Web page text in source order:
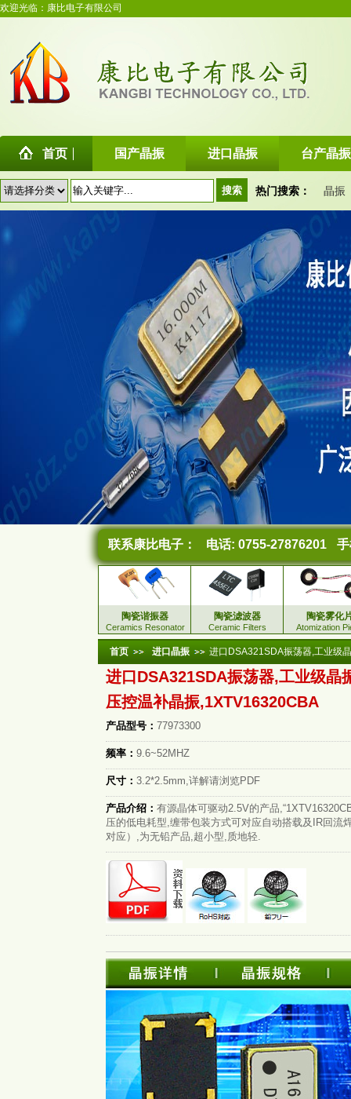
欢迎光临：康比电子有限公司
首页 国产晶振 进口晶振 台产晶振
热门搜索： 晶振
联系康比电子： 电话: 0755-27876201
陶瓷谐振器
Ceramics Resonator
陶瓷滤波器
Ceramic Filters
陶瓷雾化
Atomization
首页 进口晶振 进口DSA321SDA振荡器,工业级
进口DSA321SDA振荡器,工业级晶
压控温补晶振,1XTV16320CBA
产品型号： 77973300
频率： 9.6~52MHZ
尺寸： 3.2*2.5mm,详解请浏览PDF
产品介绍： 有源晶体可驱动2.5V的产品
压的低电耗型,缠带包装方式可对应自动搭载及IR回流
对应）,为无铅产品,超小型,质地轻.